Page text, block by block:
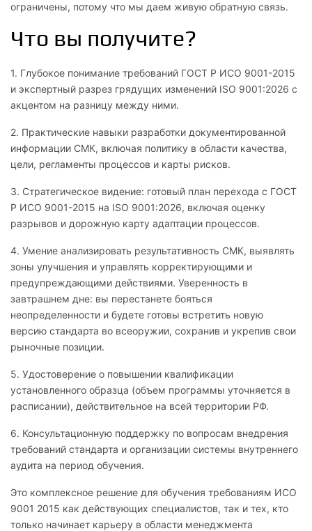
ограничены, потому что мы даем живую обратную связь.
Что вы получите?
1. Глубокое понимание требований ГОСТ Р ИСО 9001-2015
и экспертный разрез грядущих изменений ISO 9001:2026 с
акцентом на разницу между ними.
2. Практические навыки разработки документированной
информации СМК, включая политику в области качества,
цели, регламенты процессов и карты рисков.
3. Стратегическое видение: готовый план перехода с ГОСТ
Р ИСО 9001-2015 на ISO 9001:2026, включая оценку
разрывов и дорожную карту адаптации процессов.
4. Умение анализировать результативность СМК, выявлять
зоны улучшения и управлять корректирующими и
предупреждающими действиями. Уверенность в
завтрашнем дне: вы перестанете бояться
неопределенности и будете готовы встретить новую
версию стандарта во всеоружии, сохранив и укрепив свои
рыночные позиции.
5. Удостоверение о повышении квалификации
установленного образца (объем программы уточняется в
расписании), действительное на всей территории РФ.
6. Консультационную поддержку по вопросам внедрения
требований стандарта и организации системы внутреннего
аудита на период обучения.
Это комплексное решение для обучения требованиям ИСО
9001 2015 как действующих специалистов, так и тех, кто
только начинает карьеру в области менеджмента